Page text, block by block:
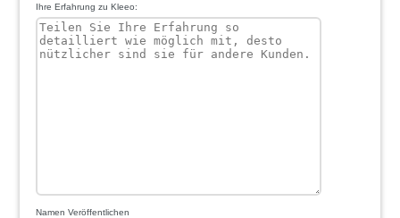
Ihre Erfahrung zu Kleeo:
Namen Veröffentlichen